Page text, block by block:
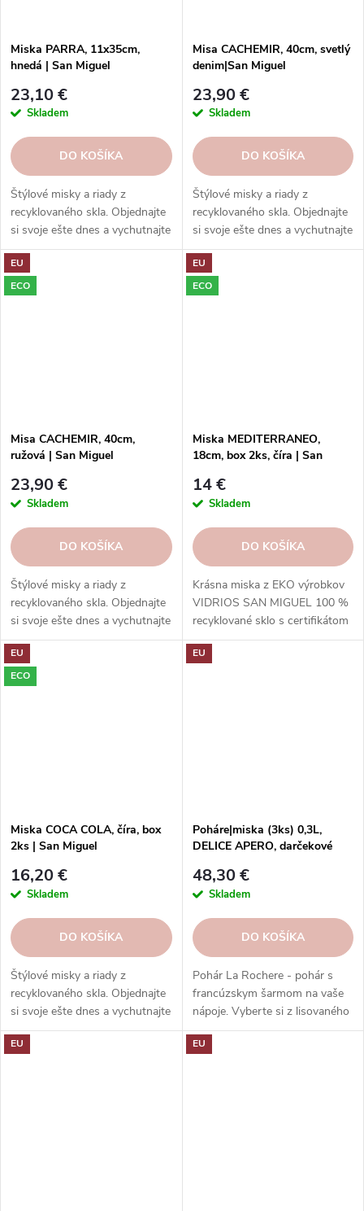
Miska PARRA, 11x35cm,
hnedá | San Miguel
23,10 €
Skladem
DO KOŠÍKA
Štýlové misky a riady z
recyklovaného skla. Objednajte
si svoje ešte dnes a vychutnajte
si eleganciu s ohľadom na
udržateľnosť.
Misa CACHEMIR, 40cm, svetlý
denim|San Miguel
23,90 €
Skladem
DO KOŠÍKA
Štýlové misky a riady z
recyklovaného skla. Objednajte
si svoje ešte dnes a vychutnajte
si eleganciu s ohľadom na
udržateľnosť.
EU
ECO
Misa CACHEMIR, 40cm,
ružová | San Miguel
23,90 €
Skladem
DO KOŠÍKA
Štýlové misky a riady z
recyklovaného skla. Objednajte
si svoje ešte dnes a vychutnajte
si eleganciu s ohľadom na
udržateľnosť.
EU
ECO
Miska MEDITERRANEO,
18cm, box 2ks, číra | San
14 €
Skladem
DO KOŠÍKA
Krásna miska z EKO výrobkov
VIDRIOS SAN MIGUEL 100 %
recyklované sklo s certifikátom
GRS.
EU
ECO
Miska COCA COLA, číra, box
2ks | San Miguel
16,20 €
Skladem
DO KOŠÍKA
Štýlové misky a riady z
recyklovaného skla. Objednajte
si svoje ešte dnes a vychutnajte
si eleganciu s ohľadom na
udržateľnosť.
EU
Poháre|miska (3ks) 0,3L,
DELICE APERO, darčekové
48,30 €
Skladem
DO KOŠÍKA
Pohár La Rochere - pohár s
francúzskym šarmom na vaše
nápoje. Vyberte si z lisovaného
alebo krištáľového skla, ktoré
má jedinečný vzhľad a pocit.
EU EU